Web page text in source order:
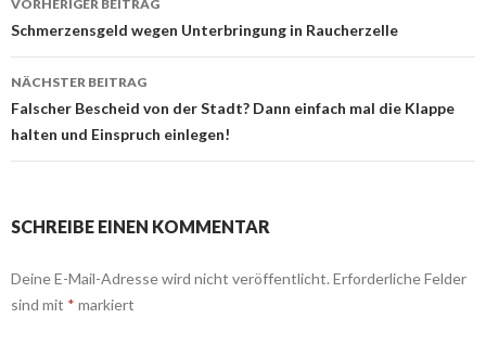
Beitrags-
Navigation
VORHERIGER BEITRAG
Schmerzensgeld wegen Unterbringung in Raucherzelle
NÄCHSTER BEITRAG
Falscher Bescheid von der Stadt? Dann einfach mal die Klappe
halten und Einspruch einlegen!
SCHREIBE EINEN KOMMENTAR
Deine E-Mail-Adresse wird nicht veröffentlicht. Erforderliche Felder
sind mit * markiert